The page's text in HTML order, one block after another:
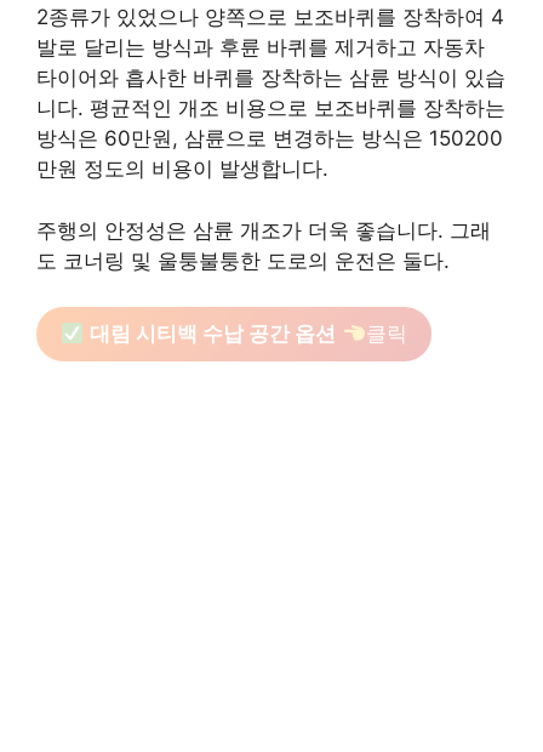
2종류가 있었으나 양쪽으로 보조바퀴를 장착하여 4
발로 달리는 방식과 후륜 바퀴를 제거하고 자동차
타이어와 흡사한 바퀴를 장착하는 삼륜 방식이 있습
니다. 평균적인 개조 비용으로 보조바퀴를 장착하는
방식은 60만원, 삼륜으로 변경하는 방식은 150200
만원 정도의 비용이 발생합니다.
주행의 안정성은 삼륜 개조가 더욱 좋습니다. 그래
도 코너링 및 울퉁불퉁한 도로의 운전은 둘다.
대림 시티백 수납 공간 옵션 클릭